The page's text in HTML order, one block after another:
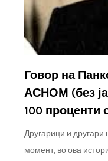
Говор на
АСНОМ (без
100 проценти
Другарици и другари
момент, во ова